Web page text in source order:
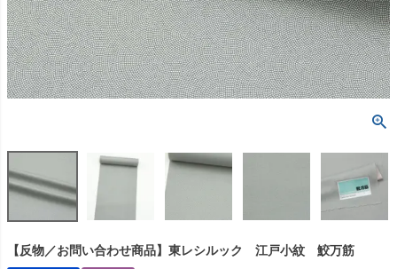
【反物／お問い合わせ商品】東レシルック 江戸小紋 鮫万筋